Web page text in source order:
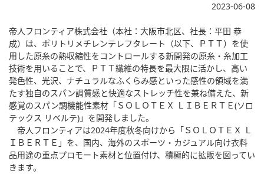
2023-06-08
帝人フロンティア株式会社（本社：大阪市北区、社長：平田 恭
成）は、ポリトリメチレンテレフタレート（以下、ＰＴＴ）を使
用した原糸の熱収縮性をコントロールする新開発の原糸・糸加工
技術を用いることで、ＰＴＴ繊維の特長を最大限に活かし、高い
発色性、光沢、ナチュラルなふくらみ感といった感性の領域を満
たす独自のスパン調質感と快適なストレッチ性を兼ね備えた、新
感覚のスパン調機能性素材「ＳＯＬＯＴＥＸ ＬＩＢＥＲＴＥ(ソロ
テックス リベルテ)」を開発しました。
帝人フロンティアは2024年度秋冬向けから「ＳＯＬＯＴＥＸ Ｌ
ＩＢＥＲＴＥ」を、国内、海外のスポーツ・カジュアル向け衣料
品用途の重点プロモート素材と位置付け、積極的に拡販を図ってい
きます。